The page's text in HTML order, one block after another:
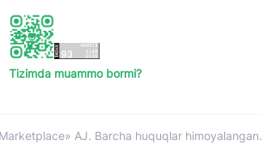
Tizimda muammo bormi?
AJ. Barcha huquqlar himoyalangan.